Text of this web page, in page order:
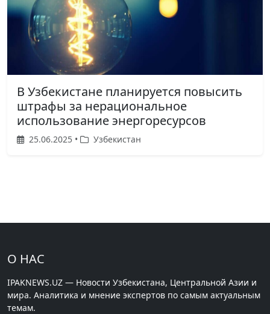
В Узбекистане планируется повысить
штрафы за нерациональное
использование энергоресурсов
25.06.2025 • Узбекистан
О НАС
IPAKNEWS.UZ — Новости Узбекистана, Центральной Азии и
мира. Аналитика и мнение экспертов по самым актуальным
темам.